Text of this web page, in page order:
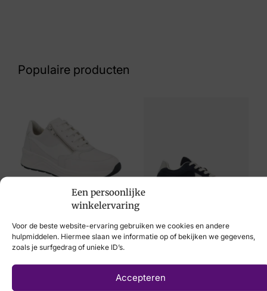
Een persoonlijke
winkelervaring
Voor de beste website-ervaring gebruiken we cookies en andere
hulpmiddelen. Hiermee slaan we informatie op of bekijken we gegevens,
zoals je surfgedrag of unieke ID’s.
Accepteren
Merk
Merrell
Artikelnummer
J037842 MOAB SPEED 2 Khaki
Populaire producten
€214,95
VIA VAI